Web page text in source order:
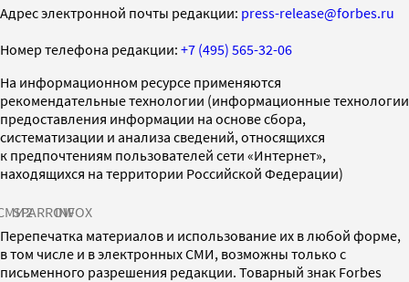
Адрес электронной почты редакции: press-release@forbes.ru
Номер телефона редакции: +7 (495) 565-32-06
На информационном ресурсе применяются
рекомендательные технологии (информационные технологии
предоставления информации на основе сбора,
систематизации и анализа сведений, относящихся
к предпочтениям пользователей сети «Интернет»,
находящихся на территории Российской Федерации)
SPARROWINFOX
Перепечатка материалов и использование их в любой форме,
в том числе и в электронных СМИ, возможны только с
письменного разрешения редакции. Товарный знак Forbes